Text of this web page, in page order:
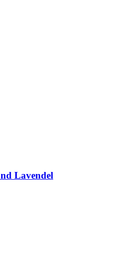
Lavendel